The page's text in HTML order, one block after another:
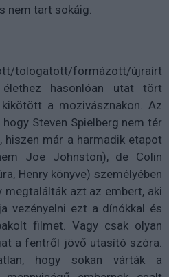
nem tart sokáig.
tologatott/formázott/újraírt
hasonlóan utat tört
a mozivásznakon. Az
Steven Spielberg nem tér
hiszen már a harmadik etapot
Joe Johnston), de Colin
Henry könyve) személyében
megtalálták azt az embert, aki
vezényelni ezt a dínókkal és
filmet. Vagy csak olyan
a fentről jövő utasító szóra.
hogy sokan várták a